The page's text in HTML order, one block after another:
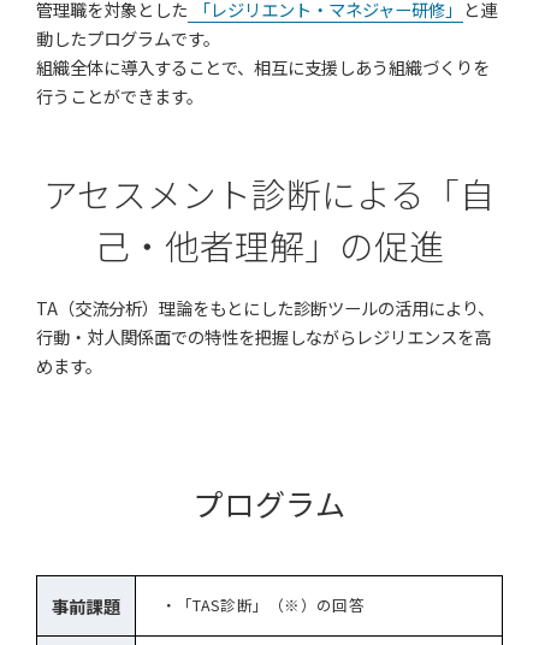
管理職を対象とした 「レジリエント・マネジャー研修」
と連
動したプログラムです。
組織全体に導入することで、相互に支援しあう組織づくりを
行うことができます。
アセスメント診断による「自
己・他者理解」の促進
TA（交流分析）理論をもとにした診断ツールの活用により、
行動・対人関係面での特性を把握しながらレジリエンスを高
めます。
プログラム
事前課題 ・「TAS診断」（※）の回答